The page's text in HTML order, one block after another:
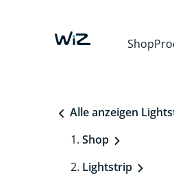
Shop
Alle anzeigen
Shop
Lightstrip